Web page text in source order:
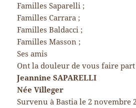
Familles Saparelli ;
Familles Carrara ;
Familles Baldacci ;
Familles Masson ;
Ses amis
Ont la douleur de vous faire part
Jeannine SAPARELLI
Née Villeger
Survenu à Bastia le 2 novembre